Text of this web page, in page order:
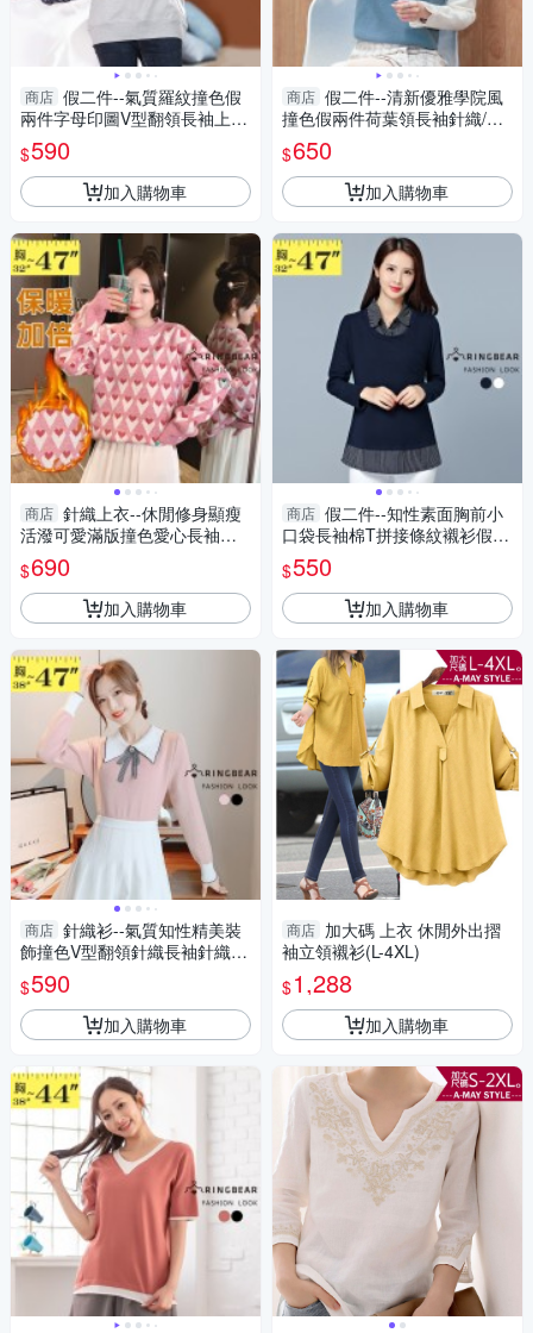
商店 假二件--氣質羅紋撞色假
兩件字母印圖V型翻領長袖上衣
(淺灰.深灰L-3L)-X422眼圈熊中
大尺碼
$590
加入購物車
商店 針織上衣--休閒修身顯瘦
活潑可愛滿版撞色愛心長袖針
織/毛衣(紅.綠M-3L)-X397眼圈
熊中大尺碼
$690
加入購物車
商店 針織衫--氣質知性精美裝
飾撞色V型翻領針織長袖針織/
毛衣(黑.粉XL-3L)-X418眼圈熊
中大尺碼
$590
加入購物車
商店 假二件--清新優雅學院風
撞色假兩件荷葉領長袖針織/毛
衣(黑.藍XL-3L)-X426眼圈熊中
大尺碼
$650
加入購物車
商店 假二件--知性素面胸前小
口袋長袖棉T拼接條紋襯衫假兩
件上衣(白.藍M-3L)-I156眼圈熊
中大尺碼
$550
加入購物車
商店 加大碼 上衣 休閒外出摺
袖立領襯衫(L-4XL)
$1,288
加入購物車